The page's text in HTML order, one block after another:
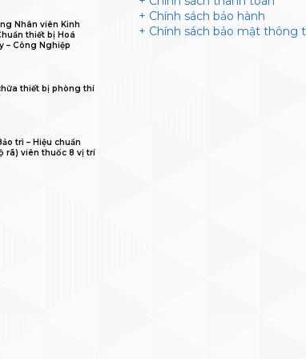
Nhân viên Kinh
thiết bị Hoá
– Công Nghiệp
thiết bị phòng thí
trì – Hiệu chuẩn
rã) viên thuốc 8 vị trí
+ Chính sách bảo hành
+ Chính sách bảo mật thông